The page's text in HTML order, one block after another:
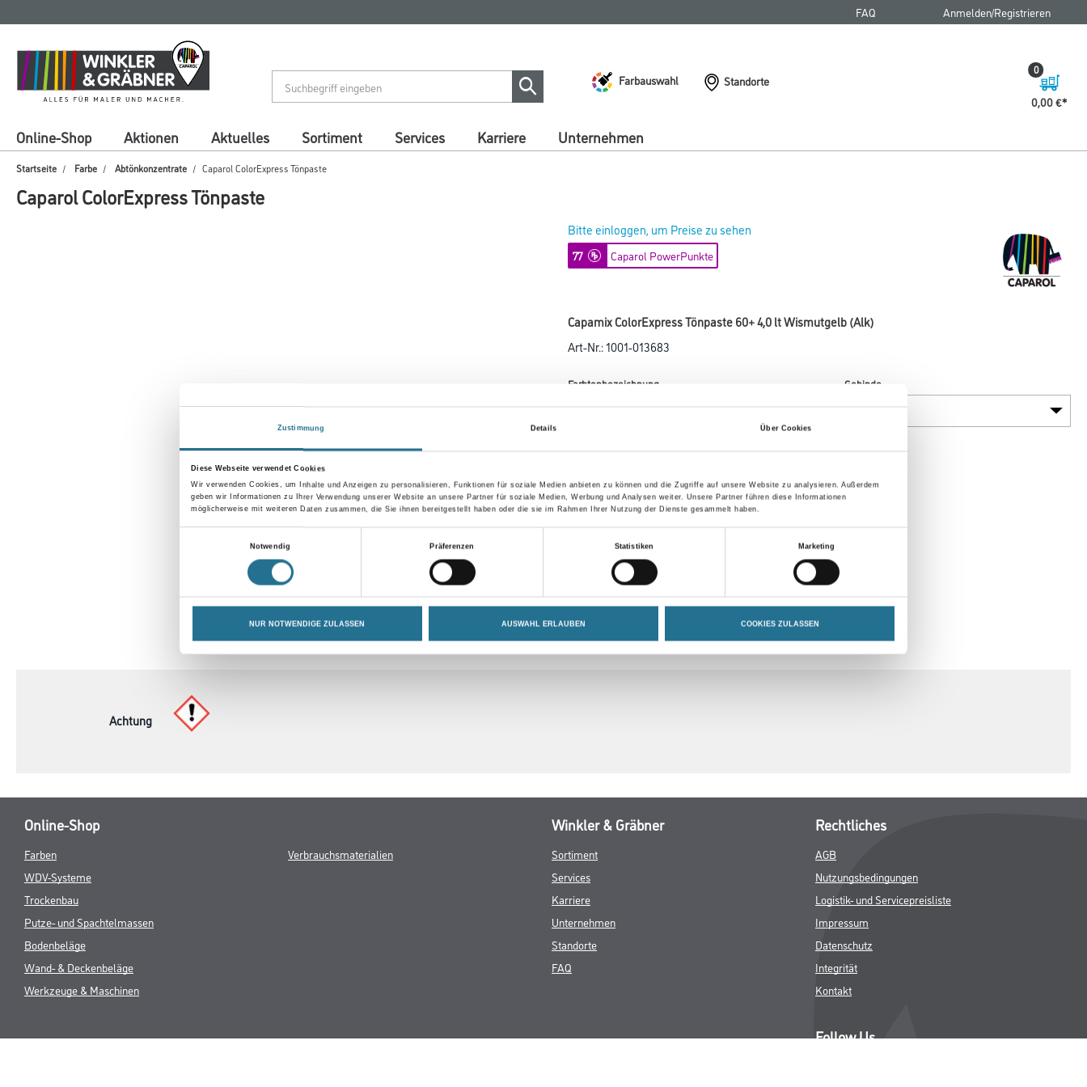
Zustimmung Details Über Cookies
Diese Webseite verwendet Cookies
Wir verwenden Cookies, um Inhalte und Anzeigen zu personalisieren, Funktionen für soziale Medien anbieten zu können und die Zugriffe auf unsere Website zu analysieren. Außerdem
geben wir Informationen zu Ihrer Verwendung unserer Website an unsere Partner für soziale Medien, Werbung und Analysen weiter. Unsere Partner führen diese Informationen
möglicherweise mit weiteren Daten zusammen, die Sie ihnen bereitgestellt haben oder die sie im Rahmen Ihrer Nutzung der Dienste gesammelt haben.
Notwendig
Präferenzen Statistiken Marketing
NUR NOTWENDIGE ZULASSEN AUSWAHL ERLAUBEN COOKIES ZULASSEN
springen
springen
FAQ Anmelden/Registrieren
Farbauswahl
Standorte
0,00 €
0
Online-Shop Aktionen Aktuelles Sortiment Services Karriere Unternehmen
Startseite Farbe Abtönkonzentrate Caparol ColorExpress Tönpaste
Caparol ColorExpress Tönpaste
Bitte einloggen, um Preise zu sehen
77 Caparol PowerPunkte
Capamix ColorExpress Tönpaste 60+ 4,0 lt Wismutgelb (Alk)
Art-Nr.:1001-013683
Farbtonbezeichnung Gebinde
CURRENT
PRODUKTEIGENSCHAFTEN ZUSATZINFOS GEFAHRENHINWEISE SPEZIFIKATIONEN
Achtung
Online-Shop
Farben
WDV-Systeme
Trockenbau
Putze- und Spachtelmassen
Bodenbeläge
Wand- & Deckenbeläge
Werkzeuge & Maschinen
Verbrauchsmaterialien
Winkler & Gräbner
Sortiment
Services
Karriere
Unternehmen
Standorte
FAQ
Rechtliches
AGB
Nutzungsbedingungen
Logistik- und Servicepreisliste
Impressum
Datenschutz
Integrität
Kontakt
Follow Us